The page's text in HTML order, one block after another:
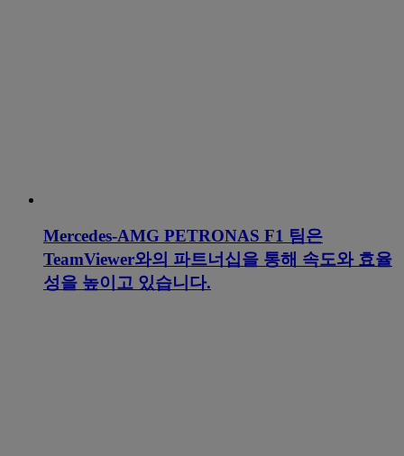
Mercedes-AMG PETRONAS F1 팀은
TeamViewer와의 파트너십을 통해 속도와 효율
성을 높이고 있습니다.